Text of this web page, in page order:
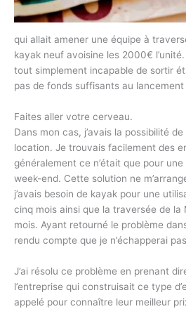
qui allait amener une équipe à
kayak neuf avoisine les 2000€
tout simplement incapable de sortir
pas de fonds suffisants au
Faites aller votre cerveau.
Dans mon cas, j’avais la possibilité
location. Je trouvais facilement des
généralement ce n’était que pour
week-end. Cette solution ne
j’avais besoin de kayak pour une
cinq mois ainsi que la traversée de la
mois. Ayant retourné le problème
rendu compte que je n’échapperai
J’ai résolu ce problème en prenant
l’entreprise qui construisait ce type
appelé pour connaître leur meilleur